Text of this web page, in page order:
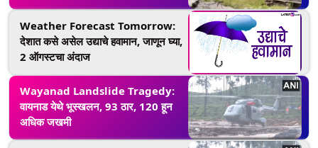
Weather Forecast Tomorrow:
देशात कसे असेल उद्याचे हवामान, जाणून घ्या,
2 ऑगस्टचा अंदाज
Wayanad Landslide Tragedy:
वायनाड येथे भूस्खलन, 93 ठार, 120 हून
अधिक जखमी